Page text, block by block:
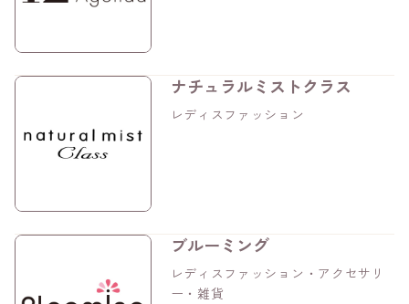
ナチュラルミストクラス
レディスファッション
ブルーミング
レディスファッション・アクセサリ
ー・雑貨